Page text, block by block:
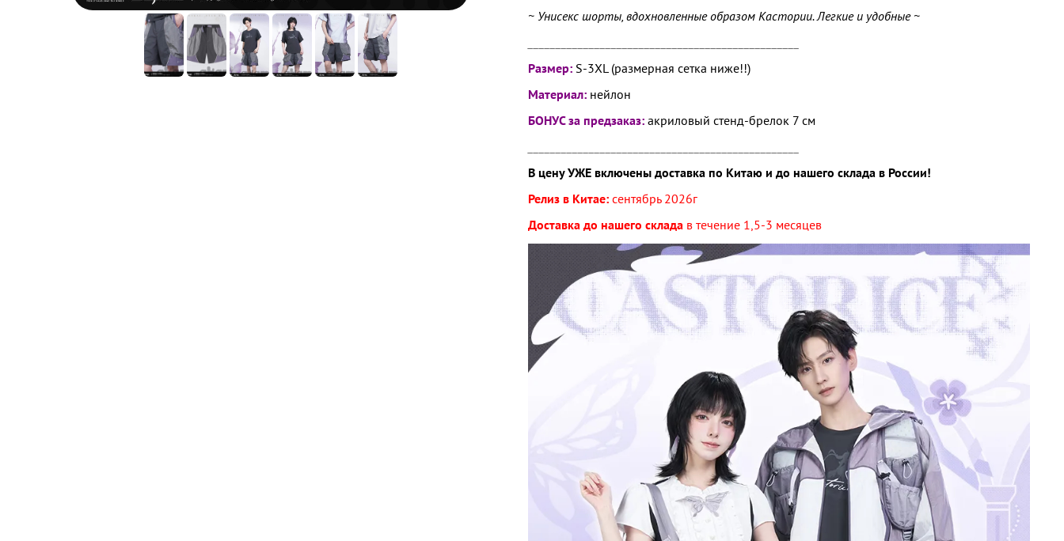
~ Унисекс шорты, вдохновленные образом Кастории. Легкие и удобные ~
Размер: S-3XL (размерная сетка ниже!!)
Материал: нейлон
БОНУС за предзаказ: акриловый стенд-брелок 7 см
В цену УЖЕ включены доставка по Китаю и до нашего склада в России!
Релиз в Китае: сентябрь 2026г
Доставка до нашего склада в течение 1,5-3 месяцев